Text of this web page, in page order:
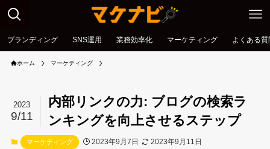
ブランディング SNS運用 業務効率化 マーケティング よくある質
ホーム マーケティング
内部リンクの力: ブログの検索ラ
ンキングを向上させるステップ
2023
9/11
マーケティング 2023年9月7日 2023年9月11日